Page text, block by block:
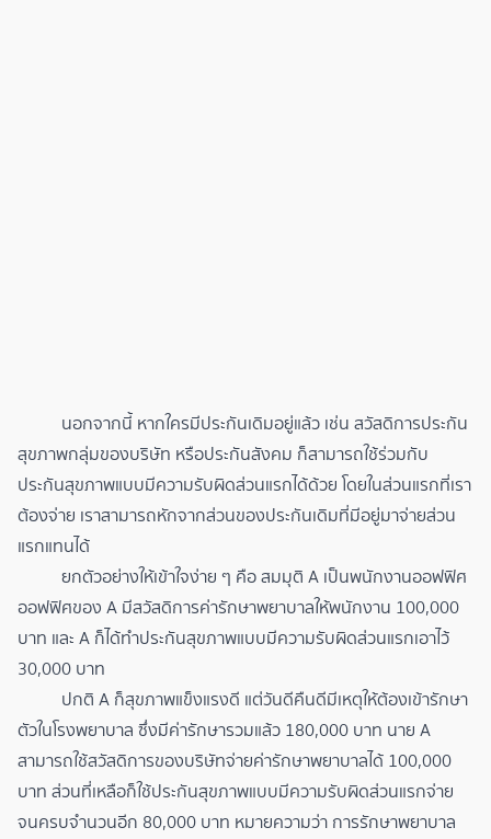
นอกจากนี้ หากใครมีประกันเดิมอยู่แล้ว เช่น สวัสดิการประกัน
สุขภาพกลุ่มของบริษัท หรือประกันสังคม ก็สามารถใช้ร่วมกับ
ประกันสุขภาพแบบมีความรับผิดส่วนแรกได้ด้วย โดยในส่วนแรกที่เรา
ต้องจ่าย เราสามารถหักจากส่วนของประกันเดิมที่มีอยู่มาจ่ายส่วน
แรกแทนได้
ยกตัวอย่างให้เข้าใจง่าย ๆ คือ สมมุติ A เป็นพนักงานออฟฟิศ
ออฟฟิศของ A มีสวัสดิการค่ารักษาพยาบาลให้พนักงาน 100,000
บาท และ A ก็ได้ทำประกันสุขภาพแบบมีความรับผิดส่วนแรกเอาไว้
30,000 บาท
ปกติ A ก็สุขภาพแข็งแรงดี แต่วันดีคืนดีมีเหตุให้ต้องเข้ารักษา
ตัวในโรงพยาบาล ซึ่งมีค่ารักษารวมแล้ว 180,000 บาท นาย A
สามารถใช้สวัสดิการของบริษัทจ่ายค่ารักษาพยาบาลได้ 100,000
บาท ส่วนที่เหลือก็ใช้ประกันสุขภาพแบบมีความรับผิดส่วนแรกจ่าย
จนครบจำนวนอีก 80,000 บาท หมายความว่า การรักษาพยาบาล